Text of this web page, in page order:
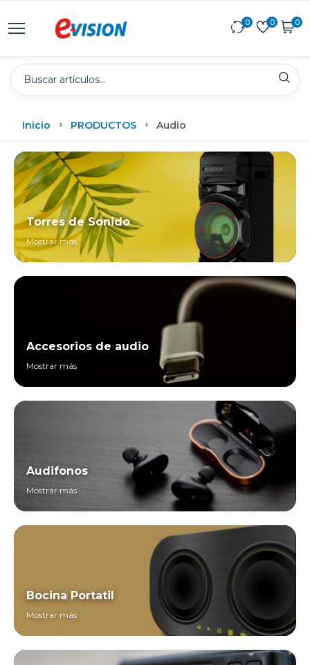
0 0 0
Inicio PRODUCTOS Audio
Torres de Sonido
Mostrar más
Accesorios de audio
Mostrar más
Audifonos
Mostrar más
Bocina Portatil
Mostrar más